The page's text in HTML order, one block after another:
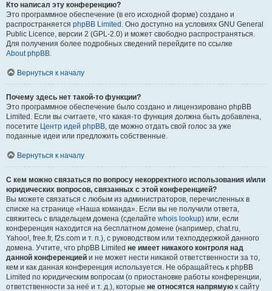
Кто написал эту конференцию?
Это программное обеспечение (в его исходной форме) создано и
распространяется phpBB Limited . Оно доступно на условиях GNU General
Public Licence, версии 2 (GPL-2.0) и может свободно распространяться.
Для получения более подробных сведений перейдите по ссылке
About phpBB.
Вернуться к началу
Почему здесь нет такой-то функции?
Это программное обеспечение было создано и лицензировано phpBB
Limited. Если вы считаете, что какая-то функция должна быть добавлена,
посетите Центр идей phpBB, где можно отдать свой голос за уже
поданные идеи или предложить собственные.
Вернуться к началу
С кем можно связаться по вопросу некорректного использования и/или
юридических вопросов, связанных с этой конференцией?
Вы можете связаться с любым из администраторов, перечисленных в
списке на странице «Наша команда». Если вы не получили ответа,
свяжитесь с владельцем домена (сделайте whois lookup) или, если
конференция находится на бесплатном домене (например, chat.ru,
Yahoo!, free.fr, f2s.com и т. п.), с руководством или техподдержкой данного
домена. Учтите, что phpBB Limited не имеет никакого контроля над
данной конференцией и не может нести никакой ответственности за то,
кем и как данная конференция используется. Не обращайтесь к phpBB
Limited по юридическим вопросам (о приостановке работы конференции,
ответственности за неё и т. д.), которые не относятся напрямую к сайту